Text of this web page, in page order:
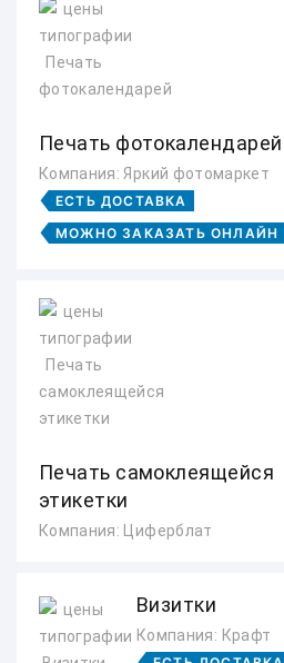
Печать фотокалендарей
Компания: Яркий фотомаркет
ЕСТЬ ДОСТАВКА
МОЖНО ЗАКАЗАТЬ ОНЛАЙН
Печать самоклеящейся
этикетки
Компания: Циферблат
Визитки
Компания: Крафт